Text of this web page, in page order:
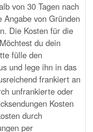
von 30 Tagen nach
Angabe von Gründen
Die Kosten für die
du dein
fülle den
und lege ihn in das
frankiert an
unfrankierte oder
Kosten
durch
per